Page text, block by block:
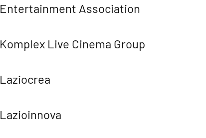
Entertainment Association
Komplex Live Cinema Group
Laziocrea
Lazioinnova